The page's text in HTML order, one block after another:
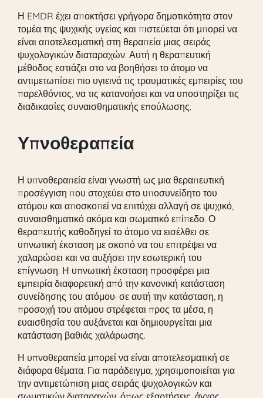
Η EMDR έχει αποκτήσει γρήγορα δημοτικότητα στον
τομέα της ψυχικής υγείας και πιστεύεται ότι μπορεί να
είναι αποτελεσματική στη θεραπεία μιας σειράς
ψυχολογικών διαταραχών. Αυτή η θεραπευτική
μέθοδος εστιάζει στο να βοηθήσει το άτομο να
αντιμετωπίσει πιο υγιεινά τις τραυματικές εμπειρίες του
παρελθόντος, να τις κατανοήσει και να υποστηρίξει τις
διαδικασίες συναισθηματικής επούλωσης.
Υπνοθεραπεία
Η υπνοθεραπεία είναι γνωστή ως μια θεραπευτική
προσέγγιση που στοχεύει στο υποσυνείδητο του
ατόμου και αποσκοπεί να επιτύχει αλλαγή σε ψυχικό,
συναισθηματικό ακόμα και σωματικό επίπεδο. Ο
θεραπευτής καθοδηγεί το άτομο να εισέλθει σε
υπνωτική έκσταση με σκοπό να του επιτρέψει να
χαλαρώσει και να αυξήσει την εσωτερική του
επίγνωση. Η υπνωτική έκσταση προσφέρει μια
εμπειρία διαφορετική από την κανονική κατάσταση
συνείδησης του ατόμου· σε αυτή την κατάσταση, η
προσοχή του ατόμου στρέφεται προς τα μέσα, η
ευαισθησία του αυξάνεται και δημιουργείται μια
κατάσταση βαθιάς χαλάρωσης.
Η υπνοθεραπεία μπορεί να είναι αποτελεσματική σε
διάφορα θέματα. Για παράδειγμα, χρησιμοποιείται για
την αντιμετώπιση μιας σειράς ψυχολογικών και